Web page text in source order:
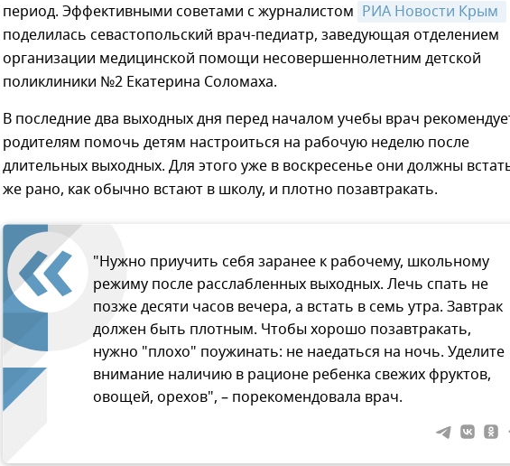
период. Эффективными советами с журналистом
поделилась севастопольский врач-педиатр, заведующая отделением
организации медицинской помощи несовершеннолетним детской
поликлиники №2 Екатерина Соломаха.
В последние два выходных дня перед началом учебы врач
родителям помочь детям настроиться на рабочую неделю после
длительных выходных. Для этого уже в воскресенье они должны
же рано, как обычно встают в школу, и плотно позавтракать.
"Нужно приучить себя заранее к рабочему, школьному
режиму после расслабленных выходных. Лечь спать не
позже десяти часов вечера, а встать в семь утра. Завтрак
должен быть плотным. Чтобы хорошо позавтракать,
нужно "плохо" поужинать: не наедаться на ночь. Уделите
внимание наличию в рационе ребенка свежих фруктов,
овощей, орехов", – порекомендовала врач.